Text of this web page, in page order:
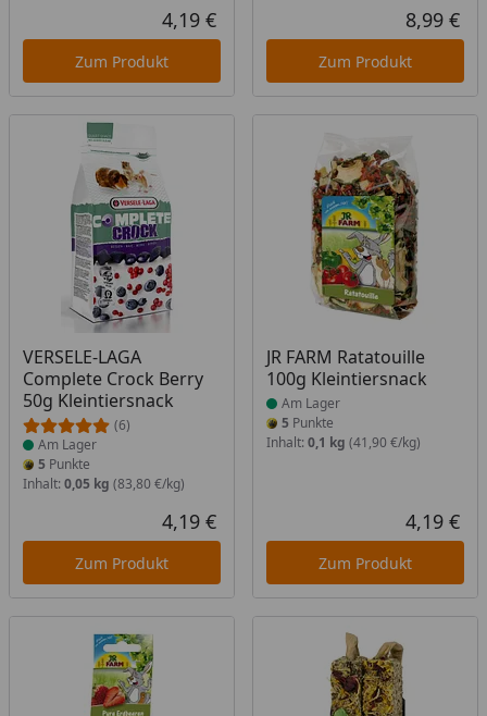
Aktueller Preis
4,19 €
Zum Produkt
8,99 €
Zum Produkt
VERSELE-LAGA
Complete Crock Berry
50g Kleintiersnack
(6)
Produkt am Lager
Am Lager
5 Punkte
Inhalt: 0,05 kg (83,80 €/kg)
Aktueller Preis
4,19 €
Zum Produkt
JR FARM Ratatouille
100g Kleintiersnack
Produkt am Lager
Am Lager
5 Punkte
Inhalt: 0,1 kg (41,90 €/kg)
4,19 €
Zum Produkt